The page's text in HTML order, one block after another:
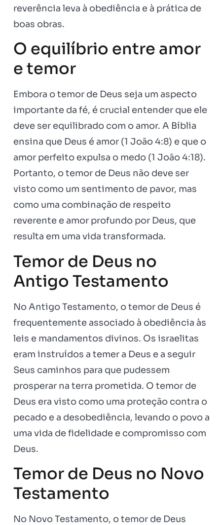
reverência leva à obediência e à prática de
boas obras.
O equilíbrio entre amor
e temor
Embora o temor de Deus seja um aspecto
importante da fé, é crucial entender que ele
deve ser equilibrado com o amor. A Bíblia
ensina que Deus é amor (1 João 4:8) e que o
amor perfeito expulsa o medo (1 João 4:18).
Portanto, o temor de Deus não deve ser
visto como um sentimento de pavor, mas
como uma combinação de respeito
reverente e amor profundo por Deus, que
resulta em uma vida transformada.
Temor de Deus no
Antigo Testamento
No Antigo Testamento, o temor de Deus é
frequentemente associado à obediência às
leis e mandamentos divinos. Os israelitas
eram instruídos a temer a Deus e a seguir
Seus caminhos para que pudessem
prosperar na terra prometida. O temor de
Deus era visto como uma proteção contra o
pecado e a desobediência, levando o povo a
uma vida de fidelidade e compromisso com
Deus.
Temor de Deus no Novo
Testamento
No Novo Testamento, o temor de Deus